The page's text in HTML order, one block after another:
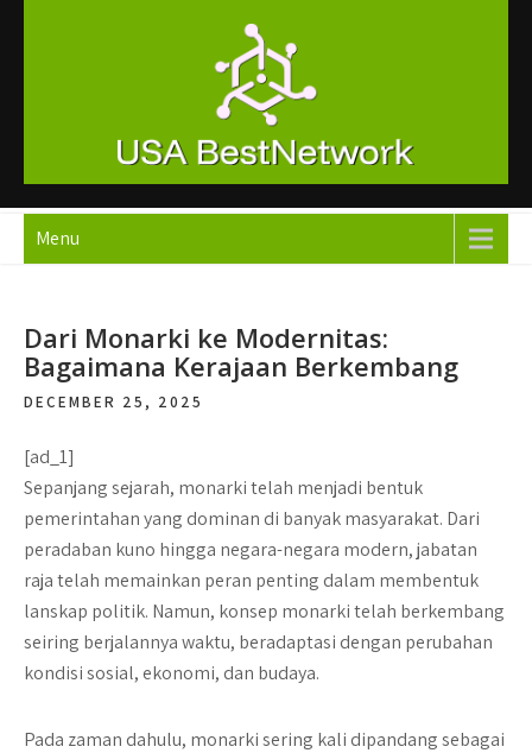
Slot Gacor Hari Ini dengan
RTP Tertinggi, Slot X1000 PG
Soft untuk Kemenangan
Mainkan slot X1000 dari PG Soft hari ini dengan RTP tertinggi
untuk peluang menang besar. Slot gacor ini menghadirkan
Menu
Dari Monarki ke Modernitas:
Bagaimana Kerajaan Berkembang
DECEMBER 25, 2025
[ad_1]
Sepanjang sejarah, monarki telah menjadi bentuk
pemerintahan yang dominan di banyak masyarakat. Dari
peradaban kuno hingga negara-negara modern, jabatan
raja telah memainkan peran penting dalam membentuk
lanskap politik. Namun, konsep monarki telah berkembang
seiring berjalannya waktu, beradaptasi dengan perubahan
kondisi sosial, ekonomi, dan budaya.
Pada zaman dahulu, monarki sering kali dipandang sebagai